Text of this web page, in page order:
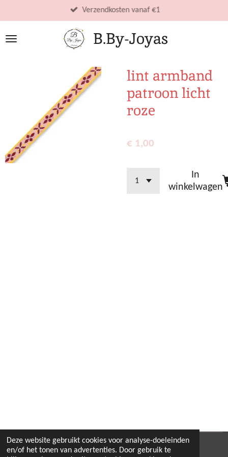
Deze website gebruikt cookies voor analyse-doeleinden
en/of het tonen van advertenties. Door gebruik te
direct
naar
B.By-Joyas
Verzendkosten vanaf €1
lint armband
patroon licht
roze
€ 1,00
In
winkelwagen
© 2022 - 2026 B.By-Joyas